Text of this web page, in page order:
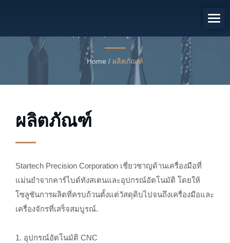
Home / ผลิตภัณฑ์
ผลิตภัณฑ์
Startech Precision Corporation เชี่ยวชาญด้านเครื่องมือที่
แม่นยำจากคาร์ไบด์ทังสเตนและอุปกรณ์อัตโนมัติ โดยให้
โซลูชันการผลิตที่ครบถ้วนตั้งแต่วัสดุดิบไปจนถึงเครื่องมือและ
เครื่องจักรที่เสร็จสมบูรณ์.
1. อุปกรณ์อัตโนมัติ CNC